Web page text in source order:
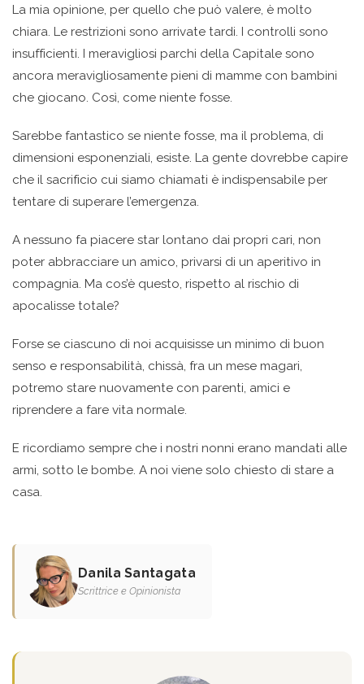
La mia opinione, per quello che può valere, è molto
chiara. Le restrizioni sono arrivate tardi. I controlli sono
insufficienti. I meravigliosi parchi della Capitale sono
ancora meravigliosamente pieni di mamme con bambini
che giocano. Così, come niente fosse.
Sarebbe fantastico se niente fosse, ma il problema, di
dimensioni esponenziali, esiste. La gente dovrebbe capire
che il sacrificio cui siamo chiamati è indispensabile per
tentare di superare l’emergenza.
A nessuno fa piacere star lontano dai propri cari, non
poter abbracciare un amico, privarsi di un aperitivo in
compagnia. Ma cos’è questo, rispetto al rischio di
apocalisse totale?
Forse se ciascuno di noi acquisisse un minimo di buon
senso e responsabilità, chissà, fra un mese magari,
potremo stare nuovamente con parenti, amici e
riprendere a fare vita normale.
E ricordiamo sempre che i nostri nonni erano mandati alle
armi, sotto le bombe. A noi viene solo chiesto di stare a
casa.
Danila Santagata
Scrittrice e Opinionista